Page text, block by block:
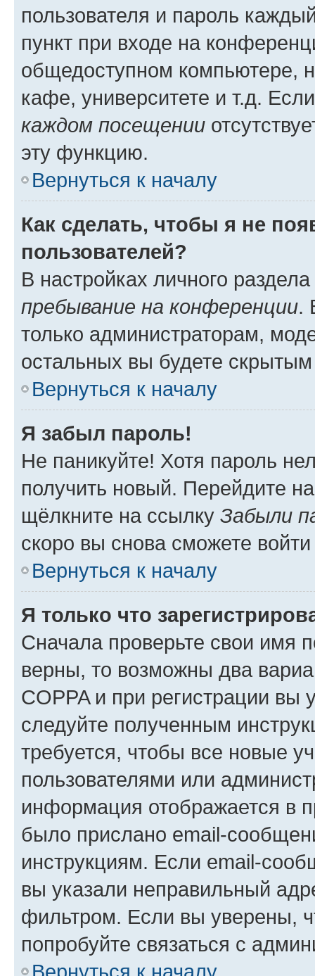
пользователя и пароль
пункт при входе на
общедоступном компьютере,
кафе, университете и т.д.
каждом посещении
эту функцию.
Вернуться к началу
Как сделать, чтобы я не
пользователей?
В настройках личного
пребывание на конференции.
только администраторам,
остальных вы будете
Вернуться к началу
Я забыл пароль!
Не паникуйте! Хотя пароль
получить новый. Перейдите
щёлкните на ссылку Забыли
скоро вы снова сможете
Вернуться к началу
Я только что
Сначала проверьте свои имя
верны, то возможны два
COPPA и при регистрации вы
следуйте полученным
требуется, чтобы все новые
пользователями или
информация отображается в
было прислано email-
инструкциям. Если email-
вы указали неправильный
фильтром. Если вы уверены,
попробуйте связаться с
Вернуться к началу